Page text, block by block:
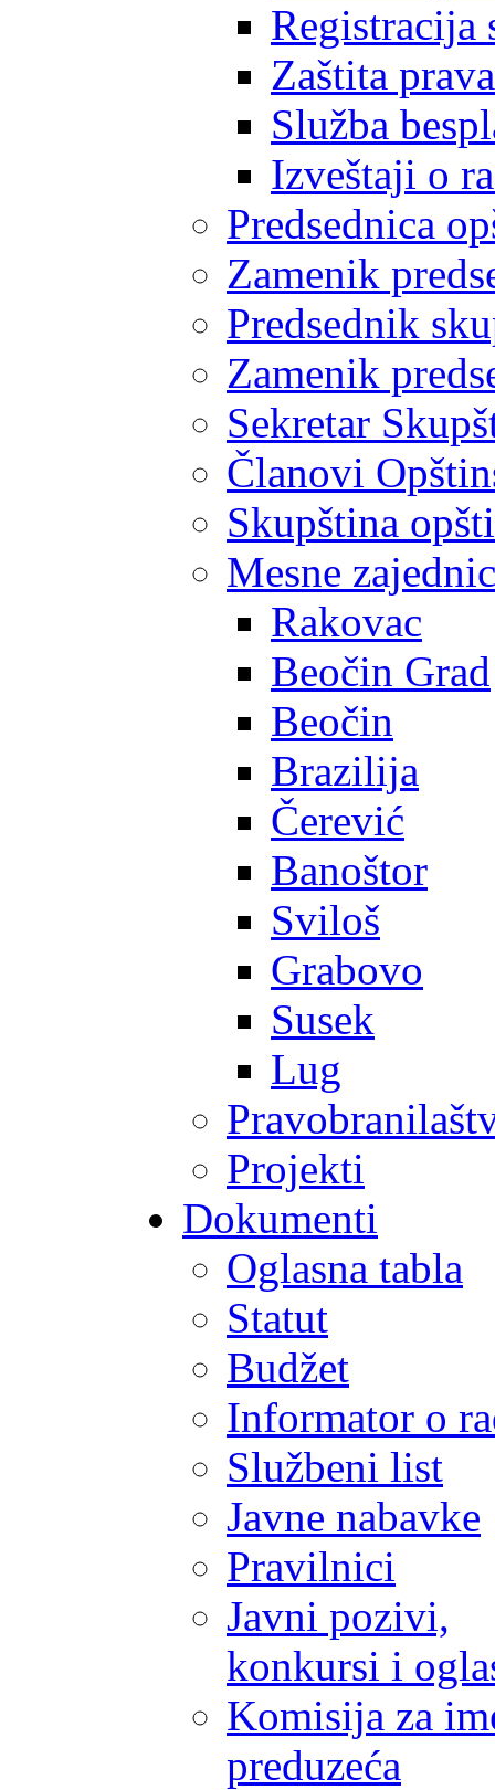
Registracija
Zaštita
Služba
Izveštaji o
Predsednica
Zamenik
Predsednik
Zamenik
Sekretar
Članovi
Skupština
Mesne
Rakovac
Beočin Grad
Beočin
Brazilija
Čerević
Banoštor
Sviloš
Grabovo
Susek
Lug
Projekti
Dokumenti
Oglasna tabla
Statut
Budžet
Informator o
Službeni list
Javne nabavke
Pravilnici
Javni pozivi,
konkursi i
Komisija za
preduzeća